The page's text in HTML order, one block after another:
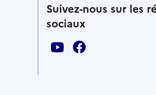
Suivez-nous sur les
sociaux